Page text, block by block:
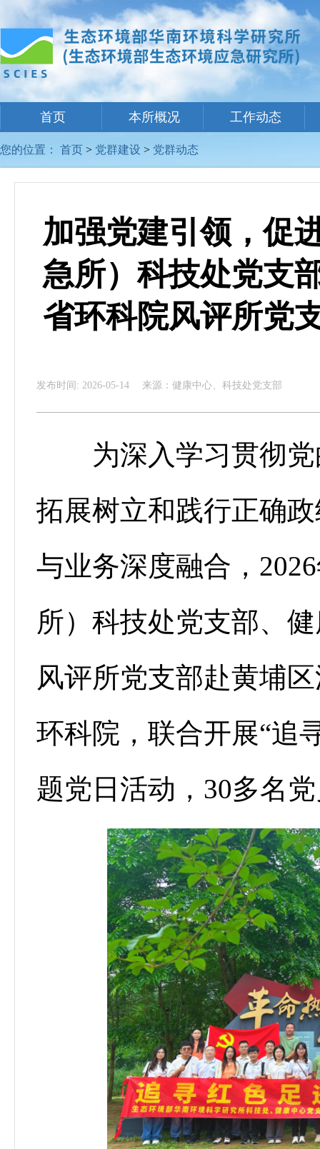
首页 本所概况 工作动态
您的位置： 首页 > 党群建设 > 党群动态
加强党建引领，促
急所）科技处党支
省环科院风评所党
发布时间: 2026-05-14 来源：健康中心、科技处党支部
为深入学习贯彻党
拓展树立和践行正确
与业务深度融合，
所）科技处党支部、
风评所党支部赴黄埔
环科院，联合开展“追
题党日活动，30多名